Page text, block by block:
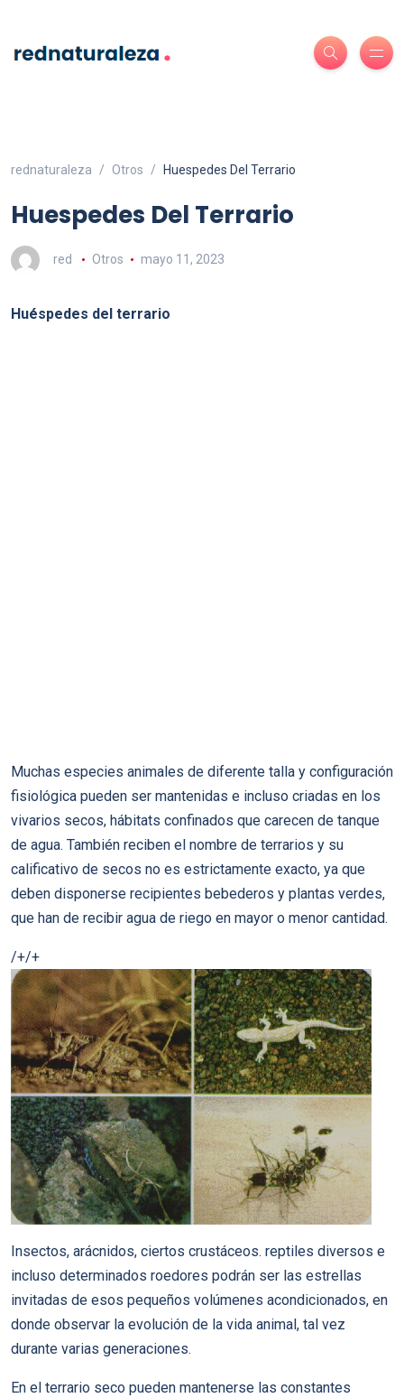
rednaturaleza Otros Huespedes Del Terrario
Huespedes Del Terrario
red Otros mayo 11, 2023
Huéspedes del terrario
Muchas especies animales de diferente talla y configuración
fisiológica pueden ser mantenidas e incluso criadas en los
vivarios secos, hábitats confinados que carecen de tanque
de agua. También reciben el nombre de terrarios y su
calificativo de secos no es estrictamente exacto, ya que
deben disponerse recipientes bebederos y plantas verdes,
que han de recibir agua de riego en mayor o menor cantidad.
/+/+
Insectos, arácnidos, ciertos crustáceos. reptiles diversos e
incluso determinados roedores podrán ser las estrellas
invitadas de esos pequeños volúmenes acondicionados, en
donde observar la evolución de la vida animal, tal vez
durante varias generaciones.
En el terrario seco pueden mantenerse las constantes